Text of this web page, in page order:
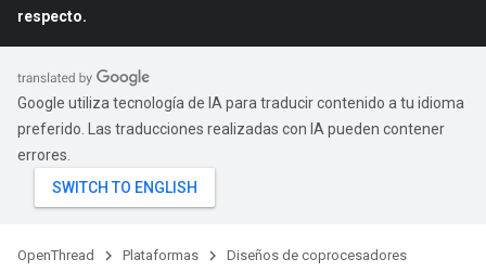
respecto.
Google utiliza tecnología de IA para traducir contenido a tu idioma
preferido. Las traducciones realizadas con IA pueden contener
errores.
OpenThread Plataformas Diseños de coprocesadores